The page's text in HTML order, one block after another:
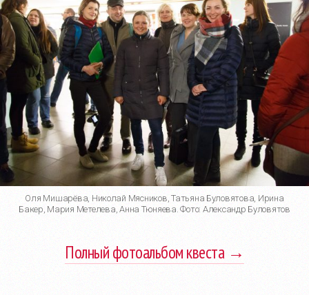
Оля Мишарёва, Николай Мясников, Татьяна Буловятова, Ирина
Бакер, Мария Метелева, Анна Тюняева. Фото: Александр Буловятов
Полный фотоальбом квеста →